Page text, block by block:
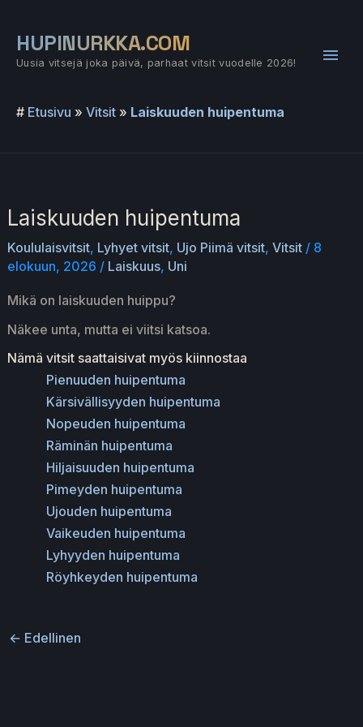
sisältöön
HUPINURKKA.COM
Uusia vitsejä joka päivä, parhaat vitsit vuodelle 2026!
# Etusivu » Vitsit » Laiskuuden huipentuma
Laiskuuden huipentuma
Koululaisvitsit, Lyhyet vitsit, Ujo Piimä vitsit, Vitsit/ 8
elokuun, 2026 / Laiskuus, Uni
Mikä on laiskuuden huippu?
Näkee unta, mutta ei viitsi katsoa.
Nämä vitsit saattaisivat myös kiinnostaa
Pienuuden huipentuma
Kärsivällisyyden huipentuma
Nopeuden huipentuma
Räminän huipentuma
Hiljaisuuden huipentuma
Pimeyden huipentuma
Ujouden huipentuma
Vaikeuden huipentuma
Lyhyyden huipentuma
Röyhkeyden huipentuma
← Edellinen